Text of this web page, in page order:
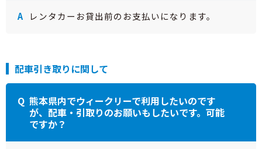
レンタカーお貸出前のお支払いになります。
配車引き取りに関して
熊本県内でウィークリーで利用したいのです
が、配車・引取りのお願いもしたいです。可能
ですか？